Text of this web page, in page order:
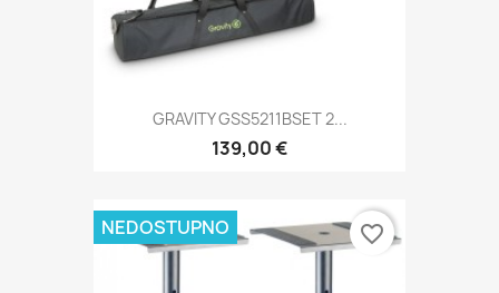
GRAVITY GSS5211BSET 2...
139,00 €
NEDOSTUPNO favorite_border